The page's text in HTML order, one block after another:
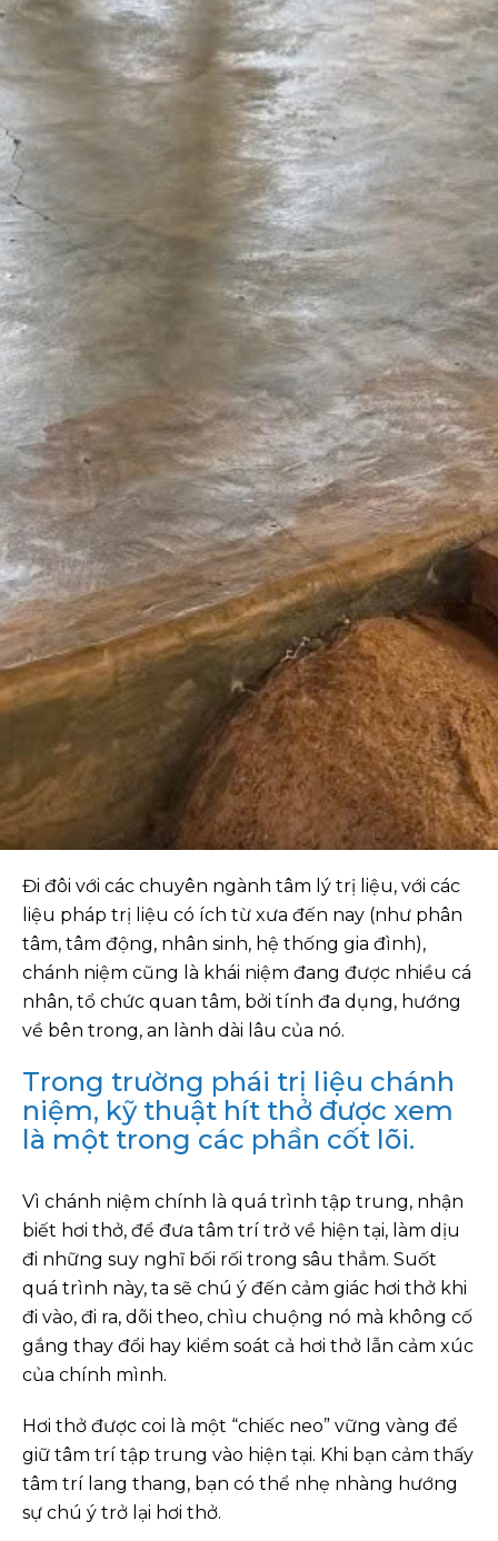
Đi đôi với các chuyên ngành tâm lý trị liệu, với các
liệu pháp trị liệu có ích từ xưa đến nay (như phân
tâm, tâm động, nhân sinh, hệ thống gia đình),
chánh niệm cũng là khái niệm đang được nhiều cá
nhân, tổ chức quan tâm, bởi tính đa dụng, hướng
về bên trong, an lành dài lâu của nó.
Trong trường phái trị liệu chánh
niệm, kỹ thuật hít thở được xem
là một trong các phần cốt lõi.
Vì chánh niệm chính là quá trình tập trung, nhận
biết hơi thở, để đưa tâm trí trở về hiện tại, làm dịu
đi những suy nghĩ bối rối trong sâu thẳm. Suốt
quá trình này, ta sẽ chú ý đến cảm giác hơi thở khi
đi vào, đi ra, dõi theo, chìu chuộng nó mà không cố
gắng thay đổi hay kiểm soát cả hơi thở lẫn cảm xúc
của chính mình.
Hơi thở được coi là một “chiếc neo” vững vàng để
giữ tâm trí tập trung vào hiện tại. Khi bạn cảm thấy
tâm trí lang thang, bạn có thể nhẹ nhàng hướng
sự chú ý trở lại hơi thở.